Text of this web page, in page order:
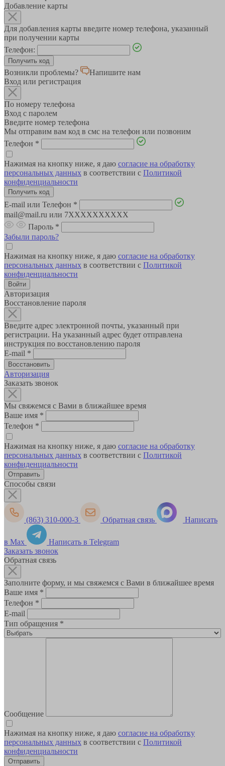
Добавление карты
Для добавления карты введите номер телефона, указанный
при получении карты
Телефон:
Возникли проблемы?
Напишите нам
Вход или регистрация
По номеру телефона
Вход с паролем
Введите номер телефона
Мы отправим вам код в смс на телефон или позвоним
Телефон *
Нажимая на кнопку ниже, я даю согласие на обработку
персональных данных в соответствии с Политикой
конфиденциальности
E-mail или Телефон *
mail@mail.ru или 7XXXXXXXXXX
Пароль *
Забыли пароль?
Нажимая на кнопку ниже, я даю согласие на обработку
персональных данных в соответствии с Политикой
конфиденциальности
Авторизация
Восстановление пароля
Введите адрес электронной почты, указанный при
регистрации. На указанный адрес будет отправлена
инструкция по восстановлению пароля
E-mail *
Авторизация
Заказать звонок
Мы свяжемся с Вами в ближайшее время
Ваше имя *
Телефон *
Нажимая на кнопку ниже, я даю согласие на обработку
персональных данных в соответствии с Политикой
конфиденциальности
Способы связи
(863) 310-000-3 Обратная связь Написать
в Max
Написать в Telegram
Заказать звонок
Обратная связь
Заполните форму, и мы свяжемся с Вами в ближайшее время
Ваше имя *
Телефон *
E-mail
Тип обращения *
Сообщение
Нажимая на кнопку ниже, я даю согласие на обработку
персональных данных в соответствии с Политикой
конфиденциальности